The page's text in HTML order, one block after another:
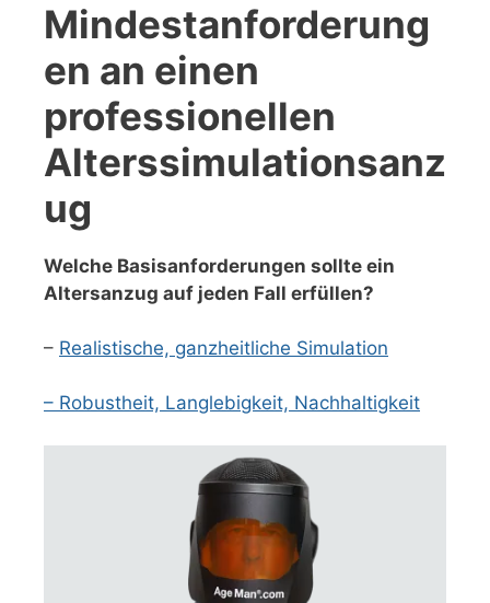
Mindestanforderung
en an einen
professionellen
Alterssimulationsanz
ug
Welche Basisanforderungen sollte ein
Altersanzug auf jeden Fall erfüllen?
– Realistische, ganzheitliche Simulation
– Robustheit, Langlebigkeit, Nachhaltigkeit